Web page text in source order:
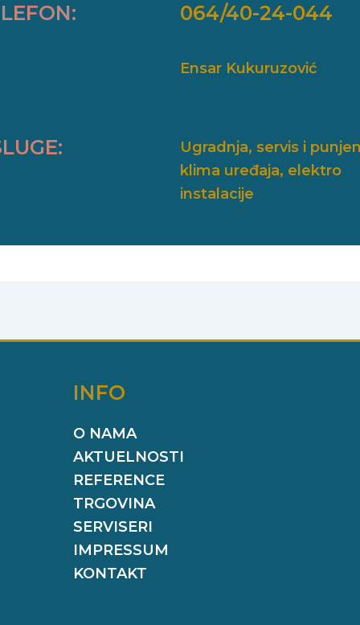
064/40-24-044
Ensar Kukuruzović
Ugradnja, servis i
klima uređaja, elektro
instalacije
INFO
O NAMA
AKTUELNOSTI
REFERENCE
TRGOVINA
SERVISERI
IMPRESSUM
KONTAKT